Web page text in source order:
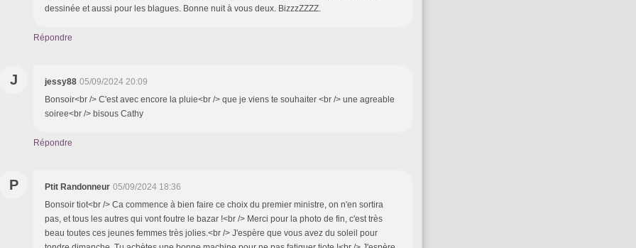
dessinée et aussi pour les blagues. Bonne nuit à vous deux. BizzzZZZZ.
Répondre
J jessy88 05/09/2024 20:09
Bonsoir<br /> C'est avec encore la pluie<br /> que je viens te souhaiter <br /> une agreable
soiree<br /> bisous Cathy
Répondre
P Ptit Randonneur 05/09/2024 18:36
Bonsoir tiot<br /> Ca commence à bien faire ce choix du premier ministre, on n'en sortira
pas, et tous les autres qui vont foutre le bazar !<br /> Merci pour la photo de fin, c'est très
beau toutes ces jeunes femmes très jolies.<br /> J'espère que vous avez du soleil pour